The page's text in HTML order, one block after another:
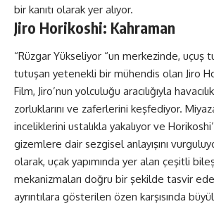
bir kanıtı olarak yer alıyor.
Jiro Horikoshi: Kahraman
“Rüzgar Yükseliyor “un merkezinde, uçuş
tutuşan yetenekli bir mühendis olan Jiro
Film, Jiro’nun yolculuğu aracılığıyla
zorluklarını ve zaferlerini keşfediyor.
inceliklerini ustalıkla yakalıyor ve
gizemlere dair sezgisel anlayışını
olarak, uçak yapımında yer alan çeşitli
mekanizmaları doğru bir şekilde tasvir
ayrıntılara gösterilen özen karşısında